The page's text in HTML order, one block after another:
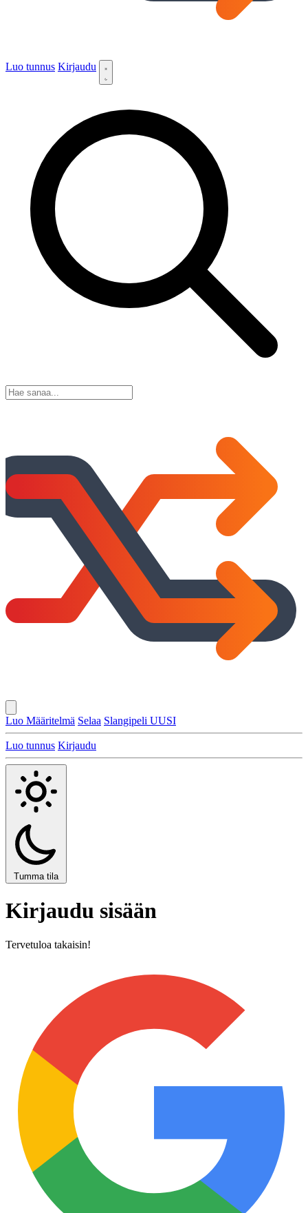
Luo tunnus Kirjaudu
Luo Määritelmä Selaa Slangipeli UUSI
Luo tunnus Kirjaudu
Tumma tila
Kirjaudu sisään
Tervetuloa takaisin!